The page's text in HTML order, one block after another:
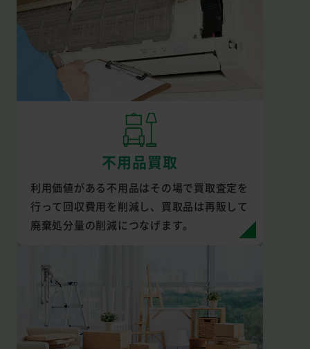
不用品買取
利用価値がある不用品はその場で買取査定を
行って回収費用を削減し、買取品は再販して
廃棄処分量の削減につなげます。